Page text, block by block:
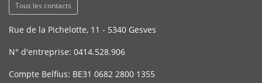
Tous les contacts
Rue de la Pichelotte, 11 - 5340 Gesves
N° d'entreprise: 0414.528.906
Compte Belfius: BE31 0682 2800 1355